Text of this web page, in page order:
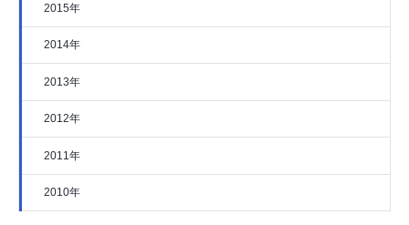
2015年
2014年
2013年
2012年
2011年
2010年